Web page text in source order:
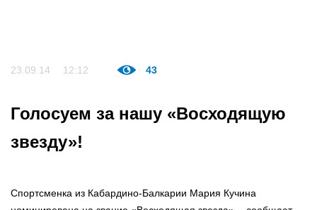
23.09.14 12:12 43
Голосуем за нашу «Восходящую
звезду»!
Спортсменка из Кабардино-Балкарии Мария Кучина